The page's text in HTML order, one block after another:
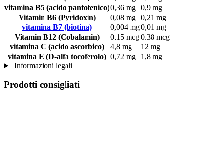
vitamina B5 (acido pantotenico)0,36 mg 0,9 mg
Vitamin B6 (Pyridoxin)
0,08 mg 0,21 mg
vitamina B7 (biotina)
0,004 mg0,01 mg
Vitamin B12 (Cobalamin)
0,15 mcg0,38 mcg
vitamina C (acido ascorbico)
4,8 mg
12 mg
vitamina E (D-alfa tocoferolo) 0,72 mg
1,8 mg
Informazioni legali
Prodotti consigliati